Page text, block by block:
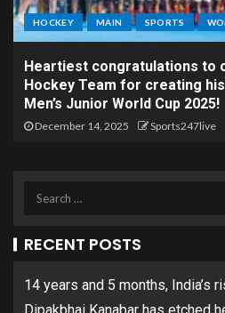
HOCKEY MAIN SPORTS
Heartiest congratulations to
Hockey Team for creating
Men’s Junior World Cup 2025!
December 14, 2025 Sports247live
RECENT POSTS
14 years and 5 months, India’s